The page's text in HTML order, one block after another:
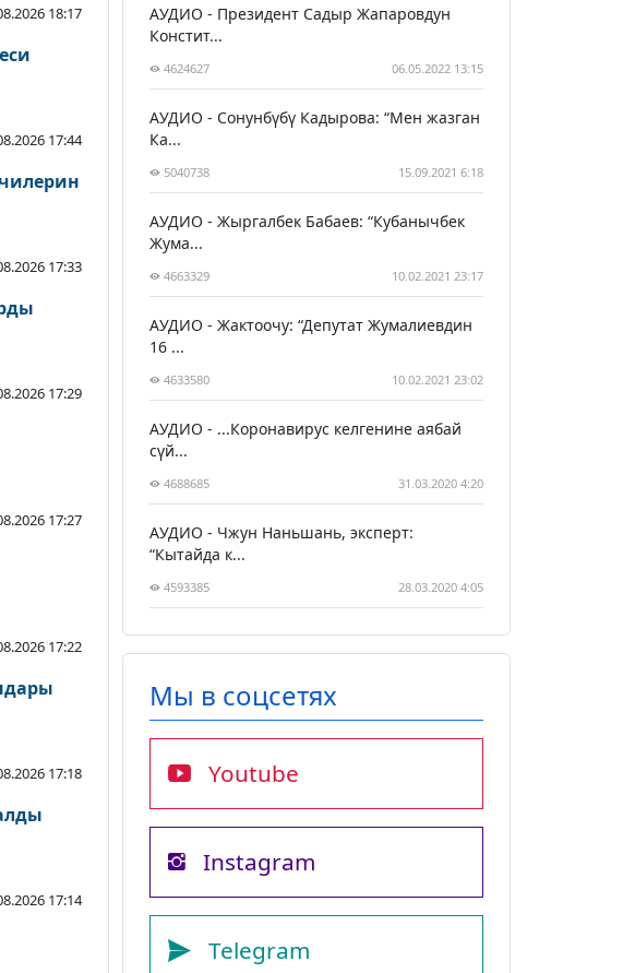
18:17
17:44
17:33
17:29
17:27
17:22
17:18
17:14
АУДИО - Президент Садыр Жапаровдун
Констит...
4624627 06.05.2022 13:15
АУДИО - Сонунбүбү Кадырова: “Мен жазган
Ка...
5040738 15.09.2021 6:18
АУДИО - Жыргалбек Бабаев: “Кубанычбек
Жума...
4663329 10.02.2021 23:17
АУДИО - Жактоочу: “Депутат Жумалиевдин
16 ...
4633580 10.02.2021 23:02
АУДИО - ...Коронавирус келгенине аябай
сүй...
4688685 31.03.2020 4:20
АУДИО - Чжун Наньшань, эксперт:
“Кытайда к...
4593385 28.03.2020 4:05
Мы в соцсетях
Youtube
Instagram
Telegram